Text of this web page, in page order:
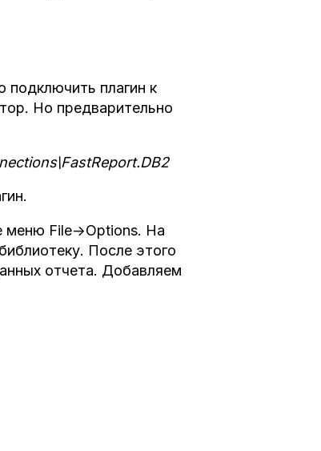
подключить плагин к
Но предварительно
меню File->Options. На
После этого
отчета. Добавляем